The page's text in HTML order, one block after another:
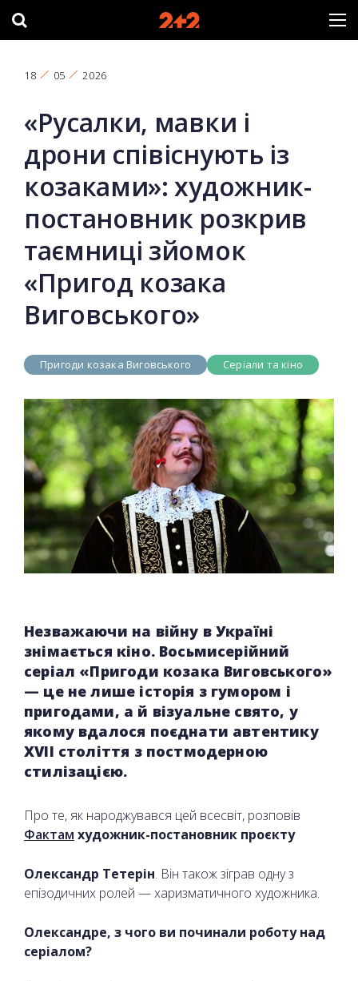
18 05 2026
«Русалки, мавки і
дрони співіснують із
козаками»: художник-
постановник розкрив
таємниці зйомок
«Пригод козака
Виговського»
Пригоди козака Виговського Серіали та кіно
Незважаючи на війну в Україні
знімається кіно. Восьмисерійний
серіал «Пригоди козака Виговського»
— це не лише історія з гумором і
пригодами, а й візуальне свято, у
якому вдалося поєднати автентику
XVII століття з постмодерною
стилізацією.
Про те, як народжувався цей всесвіт, розповів
Фактам художник-постановник проєкту
Олександр Тетерін. Він також зіграв одну з
епізодичних ролей — харизматичного художника.
Олександре, з чого ви починали роботу над
серіалом?